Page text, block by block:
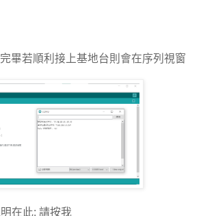
畢若順利接上基地台則會在序列視窗
在此: 請按我